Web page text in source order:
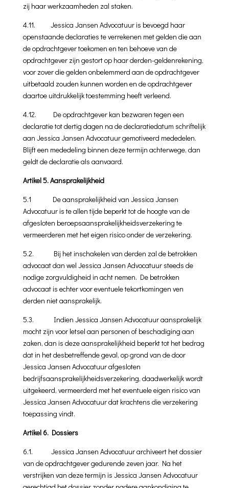
zij haar werkzaamheden zal staken.
4.11. Jessica Jansen Advocatuur is bevoegd haar
openstaande declaraties te ver­rekenen met gelden die aan
de opdrachtgever toekomen en ten behoeve van de
opdrachtgever zijn gestort op haar derden-geldenrekening,
voor zover die gelden onbelemmerd aan de opdrachtgever
uitbetaald zouden kunnen worden en de op­drachtgever
daartoe uitdrukkelijk toestemming heeft verleend.
4.12. De opdrachtgever kan bezwaren tegen een
declaratie tot dertig dagen na de declaratiedatum schriftelijk
aan Jessica Jansen Advocatuur gemo­tiveerd mededelen.
Blijft een mededeling binnen deze termijn achterwege, dan
geldt de declaratie als aanvaard.
Artikel 5. Aansprakelijkheid
5.1 De aansprakelijkheid van Jessica Jansen
Advocatuur is te allen tijde beperkt tot de hoogte van de
afgesloten beroepsaansprakelijkheidsverzekering te
vermeerderen met het eigen risico onder de verzekering.
5.2. Bij het inschakelen van derden zal de betrokken
advocaat dan wel Jessica Jansen Advocatuur steeds de
nodige zorgvuldigheid in acht nemen. De betrokken
advocaat is echter voor eventuele tekortkomingen ven
derden niet aansprakelijk.
5.3. Indien Jessica Jansen Advocatuur aansprakelijk
mocht zijn voor letsel aan personen of beschadiging aan
zaken, dan is deze aansprakelijkheid beperkt tot het bedrag
dat in het desbetreffende geval, op grond van de door
Jessica Jansen Advocatuur afgesloten
bedrijfsaansprakelijkheidsverzekering, daadwerkelijk wordt
uitgekeerd, vermeerderd met het eventuele eigen risico van
Jessica Jansen Advocatuur dat krachtens die verzekering
toepassing vindt.
Artikel 6. Dossiers
6.1. Jessica Jansen Advocatuur archiveert het dossier
van de opdrachtgever gedurende zeven jaar. Na het
verstrijken van deze termijn is Jessica Jansen Advocatuur